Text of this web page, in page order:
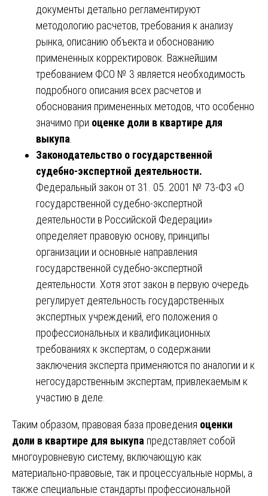
документы детально регламентируют
методологию расчетов, требования к анализу
рынка, описанию объекта и обоснованию
примененных корректировок. Важнейшим
требованием ФСО № 3 является необходимость
подробного описания всех расчетов и
обоснования примененных методов, что особенно
значимо при оценке доли в квартире для
выкупа
Законодательство о государственной
судебно-экспертной деятельности.
Федеральный закон от 31. 05. 2001 № 73-ФЗ «О
государственной судебно-экспертной
деятельности в Российской Федерации»
определяет правовую основу, принципы
организации и основные направления
государственной судебно-экспертной
деятельности. Хотя этот закон в первую очередь
регулирует деятельность государственных
экспертных учреждений, его положения о
профессиональных и квалификационных
требованиях к экспертам, о содержании
заключения эксперта применяются по аналогии и к
негосударственным экспертам, привлекаемым к
участию в деле.
Таким образом, правовая база проведения оценки
доли в квартире для выкупа представляет собой
многоуровневую систему, включающую как
материально-правовые, так и процессуальные нормы, а
также специальные стандарты профессиональной